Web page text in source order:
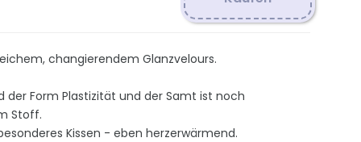
changierendem Glanzvelours.
Form Plastizität und der Samt ist noch
Stoff.
Kissen - eben herzerwärmend.